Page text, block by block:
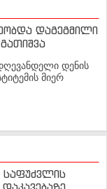
დაგეგმილი
დენის
მიერ
საფუძვლის